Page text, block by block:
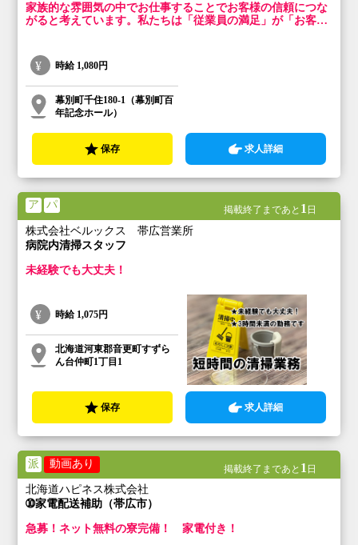
家族的な雰囲気の中でお仕事することでお客様の信頼につな
がると考えています。私たちは「従業員の満足」が「お客様
時給 1,080円
幕別町千住180-1（幕別町百
年記念ホール）
保存 求人詳細
ア パ 掲載終了まであと 1 日
株式会社ベルックス 帯広営業所
病院内清掃スタッフ
未経験でも大丈夫！
時給 1,075円
北海道河東郡音更町すずら
ん台仲町1丁目1
保存 求人詳細
派 動画あり 掲載終了まであと 1 日
北海道ハピネス株式会社
➉家電配送補助（帯広市）
急募！ネット無料の寮完備！ 家電付き！